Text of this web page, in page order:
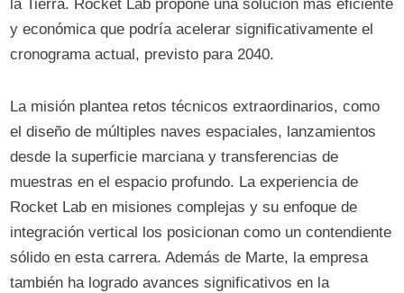
la Tierra. Rocket Lab propone una solución más eficiente
y económica que podría acelerar significativamente el
cronograma actual, previsto para 2040.
La misión plantea retos técnicos extraordinarios, como
el diseño de múltiples naves espaciales, lanzamientos
desde la superficie marciana y transferencias de
muestras en el espacio profundo. La experiencia de
Rocket Lab en misiones complejas y su enfoque de
integración vertical los posicionan como un contendiente
sólido en esta carrera. Además de Marte, la empresa
también ha logrado avances significativos en la